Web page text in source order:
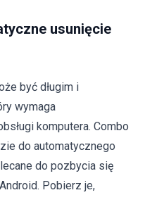
usunięcie
być długim i
wymaga
komputera. Combo
do automatycznego
do pozbycia się
Pobierz je,